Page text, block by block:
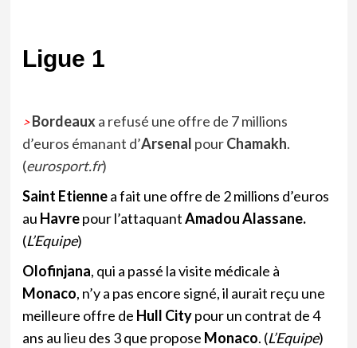
Ligue 1
>Bordeaux a refusé une offre de 7 millions
d’euros émanant d’Arsenal pourChamakh.
(eurosport.fr)
Saint Etiennea fait une offre de 2 millions d’euros
au Havrepour l’attaquantAmadou Alassane.
(L’Equipe)
Olofinjana, qui a passé la visite médicale à
Monaco, n’y a pas encore signé, il aurait reçu une
meilleure offre de Hull Citypour un contrat de 4
ans au lieu des 3 que propose Monaco. (L’Equipe)